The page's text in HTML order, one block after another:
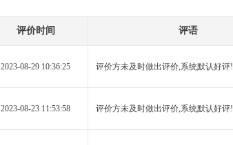
评价时间 评语
2023-08-29 10:36:25 评价方未及时做出评价,系统默认好评!
2023-08-23 11:53:58 评价方未及时做出评价,系统默认好评!